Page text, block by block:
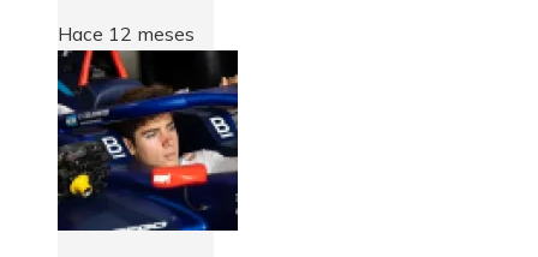
Hace 12 meses